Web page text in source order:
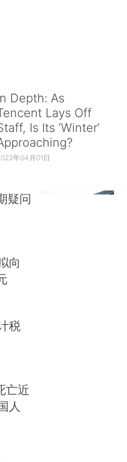
Depth: As
Lays Off
Is Its ‘Winter’
年04月01日
疑问
向
税
亡近
人